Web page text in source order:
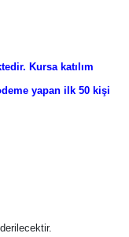
Kursa katılım
yapan ilk 50 kişi